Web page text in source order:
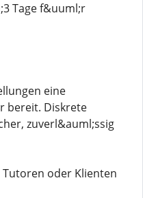
Tage f&uuml;r
eine
bereit. Diskrete
zuverl&auml;ssig
oder Klienten